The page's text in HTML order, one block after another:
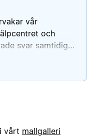
vår
och
svar samtidigt
i en databas med
om
i Slack för att
löst eller olöst.
vårt mallgalleri